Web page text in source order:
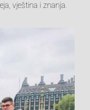
vještina i znanja.